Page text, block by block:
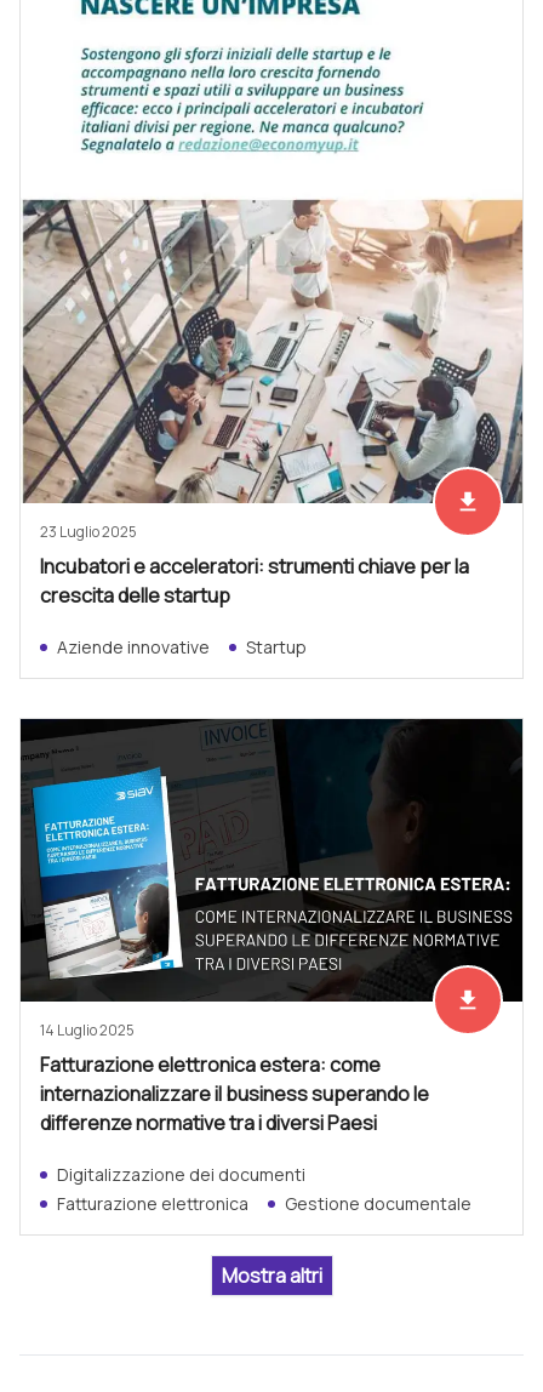
Scarica
file_download
23 Luglio 2025
Incubatori e acceleratori: strumenti chiave per la
crescita delle startup
Aziende innovative Startup
Scarica
file_download
14 Luglio 2025
Fatturazione elettronica estera: come
internazionalizzare il business superando le
differenze normative tra i diversi Paesi
Digitalizzazione dei documenti
Fatturazione elettronica
Gestione documentale